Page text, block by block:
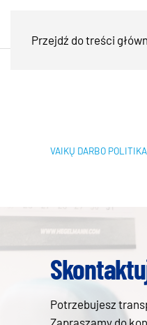
Przejdź do treści
VAIKŲ DARBO POLITIKA
Potrzebujesz
Zapraszamy do